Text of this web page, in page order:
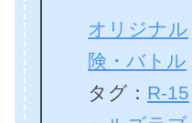
オリジナル
険・バトル
タグ： R-15